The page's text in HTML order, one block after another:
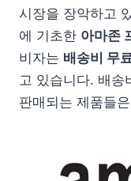
시장을 장악하고
에 기초한 아마존
비자는 배송비 무
고 있습니다. 배송
판매되는 제품들